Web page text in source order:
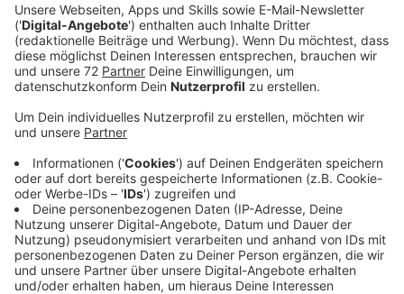
Ein Promi, keine Fragen und fünf
Gegenstände
Anzeige
Wenn ein Popstar, Comedian, Schauspieler oder
Politiker bei uns zu Besuch ist, stellt er sich auch dem
besonderen Video-Interview „Fünf für". Dabei wird
keine einzige Frage gestellt, sondern dem Gast
einfach fünf Dinge in die Hand gedrückt, zu denen er
das erzählt, was ihm als Erstes einfällt. Keine
Standardantworten, keine Promotionaussagen -